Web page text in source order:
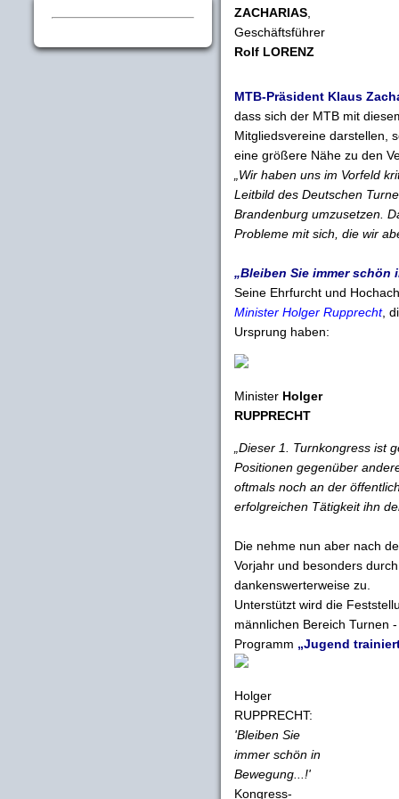
ZACHARIAS
Geschäftsführer
Rolf LORENZ
MTB-Präsident Klaus
dass sich der MTB mit
Mitgliedsvereine darstellen,
eine größere Nähe zu den
„Wir haben uns im Vorfeld
Leitbild des Deutschen
Brandenburg umzusetzen.
Probleme mit sich, die wir
„Bleiben Sie immer schön
Seine Ehrfurcht und
Minister Holger Rupprecht,
Ursprung haben:
Minister Holger
RUPPRECHT
„Dieser 1. Turnkongress ist
Positionen gegenüber
oftmals noch an der
erfolgreichen Tätigkeit ihn
Die nehme nun aber nach
Vorjahr und besonders
dankenswerterweise zu.
Unterstützt wird die
männlichen Bereich Turnen
Programm „Jugend
Holger
RUPPRECHT:
'Bleiben Sie
immer schön in
Bewegung...!'
Kongress-